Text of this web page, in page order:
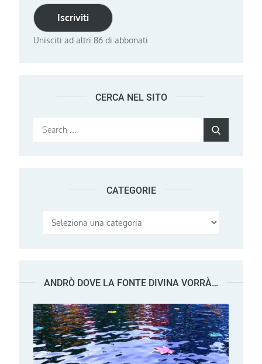
Iscriviti
Unisciti ad altri 86 di abbonati
CERCA NEL SITO
Search
CATEGORIE
Categorie
ANDRÒ DOVE LA FONTE DIVINA VORRÀ…